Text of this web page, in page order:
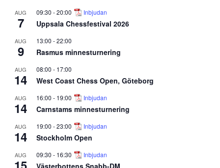
AUG
7
09:30 -20:00 Inbjudan
Uppsala Chessfestival 2026
AUG
9
13:00 -22:00
Rasmus minnesturnering
AUG
14
08:00 - 17:00
West Coast Chess Open, Göteborg
AUG
14
16:00 - 19:00 Inbjudan
Carnstams minnesturnering
AUG
14
19:00 -23:00 Inbjudan
Stockholm Open
AUG 09:30 - 16:30 Inbjudan
Västerbottens Snabb-DM